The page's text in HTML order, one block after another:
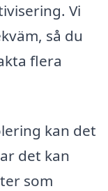
Vi
så du
flera
kan det
det kan
som